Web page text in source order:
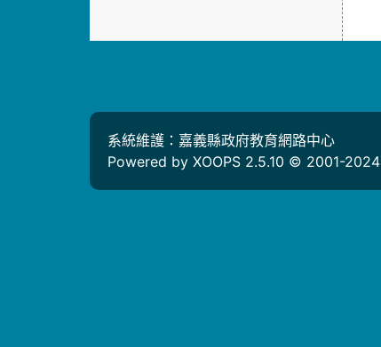
系統維護：嘉義縣政府教育網路中心
Powered by XOOPS 2.5.10 © 2001-2024